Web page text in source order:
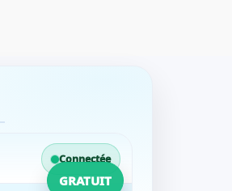
Connectée
GRATUIT